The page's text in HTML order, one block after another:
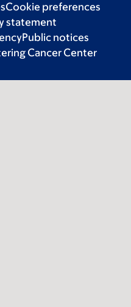
Cookie preferences
statement
Public notices
Cancer Center